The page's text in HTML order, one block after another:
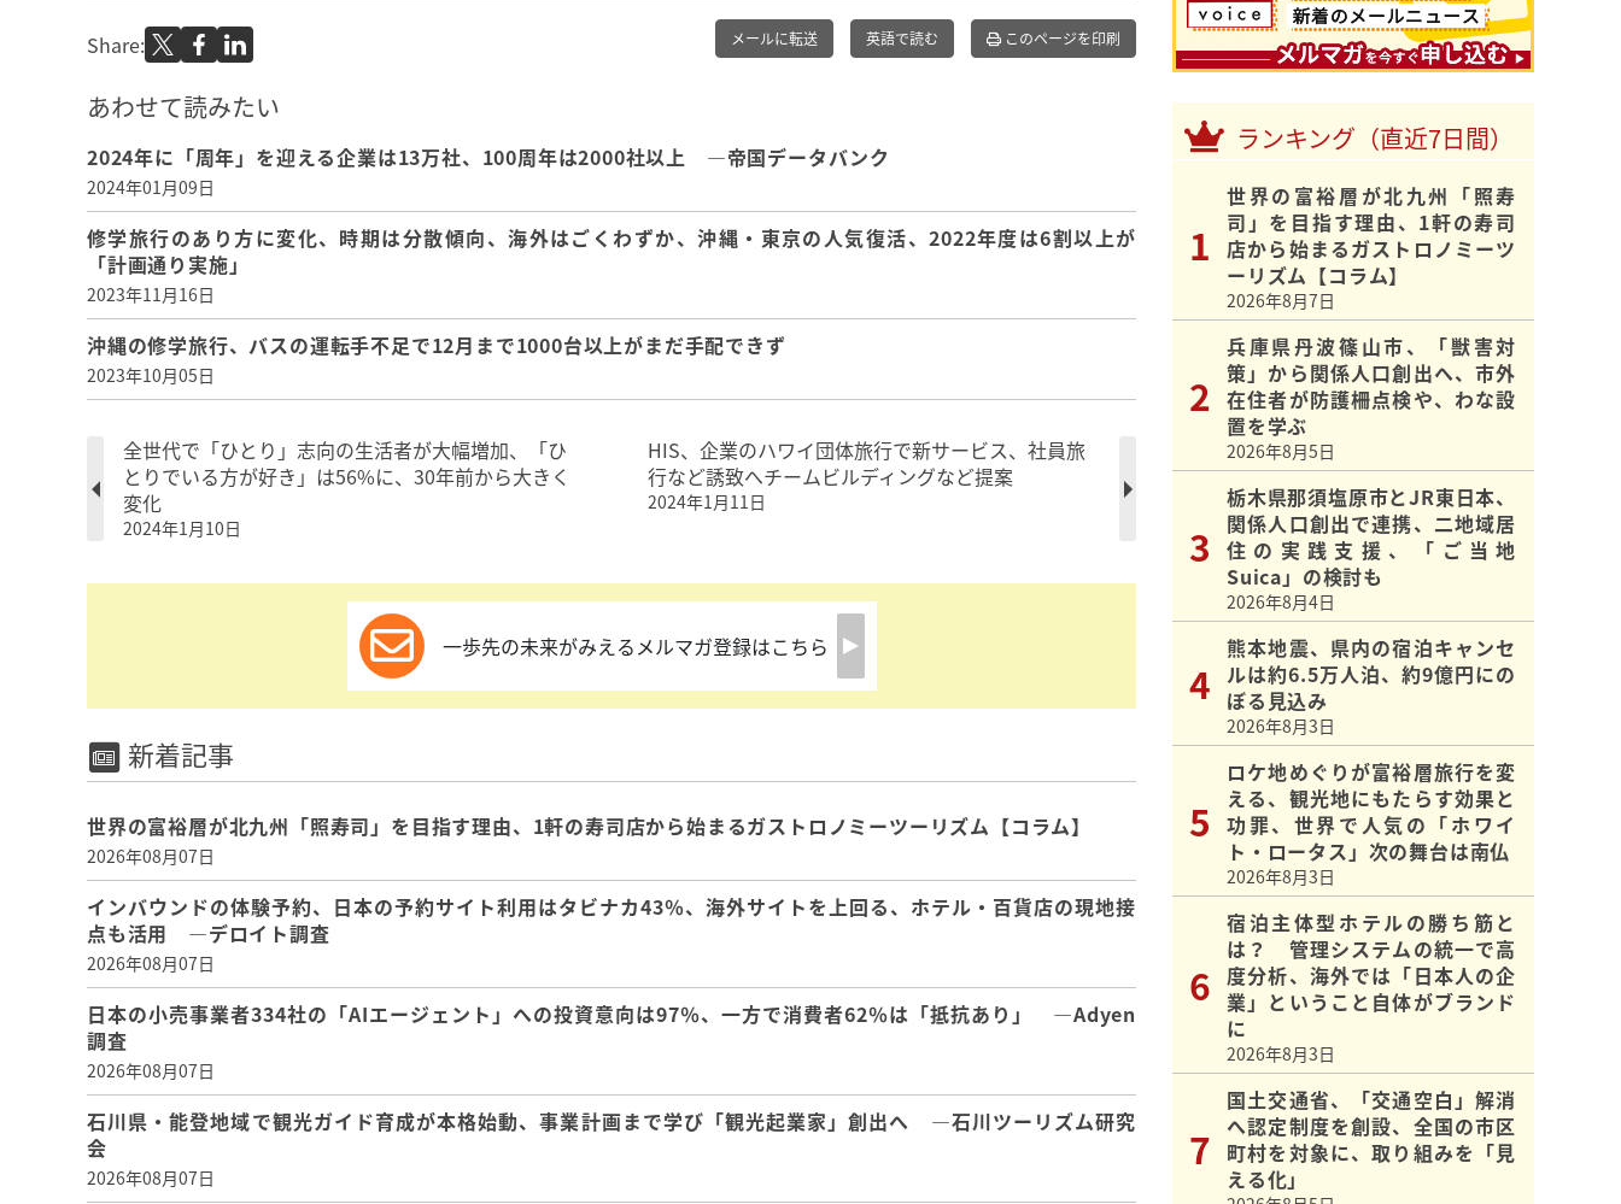
Share: メールに転送 英語で読む このページを印刷
あわせて読みたい
2024年に「周年」を迎える企業は13万社、100周年は2000社以上 ―帝国データバンク
2024年01月09日
修学旅行のあり方に変化、時期は分散傾向、海外はごくわずか、沖縄・東京の人気復活、2022年度は6割以上が
「計画通り実施」
2023年11月16日
沖縄の修学旅行、バスの運転手不足で12月まで1000台以上がまだ手配できず
2023年10月05日
全世代で「ひとり」志向の生活者が大幅増加、「ひ
とりでいる方が好き」は56%に、30年前から大きく
変化
2024年1月10日
HIS、企業のハワイ団体旅行で新サービス、社員旅
行など誘致へチームビルディングなど提案
2024年1月11日
一歩先の未来がみえるメルマガ登録はこちら
新着記事
世界の富裕層が北九州「照寿司」を目指す理由、1軒の寿司店から始まるガストロノミーツーリズム【コラム】
2026年08月07日
インバウンドの体験予約、日本の予約サイト利用はタビナカ43％、海外サイトを上回る、ホテル・百貨店の現地接
点も活用 ―デロイト調査
2026年08月07日
日本の小売事業者334社の「AIエージェント」への投資意向は97％、一方で消費者62％は「抵抗あり」 ―Adyen
調査
2026年08月07日
石川県・能登地域で観光ガイド育成が本格始動、事業計画まで学び「観光起業家」創出へ ―石川ツーリズム研究
会
2026年08月07日
ランキング（直近7日間）
世界の富裕層が北九州「照寿
司」を目指す理由、1軒の寿司
店から始まるガストロノミーツ
ーリズム【コラム】
2026年8月7日
兵庫県丹波篠山市、「獣害対
策」から関係人口創出へ、市外
在住者が防護柵点検や、わな設
置を学ぶ
2026年8月5日
栃木県那須塩原市とJR東日本、
関係人口創出で連携、二地域居
住の実践支援、「ご当地
Suica」の検討も
2026年8月4日
熊本地震、県内の宿泊キャンセ
ルは約6.5万人泊、約9億円にの
ぼる見込み
2026年8月3日
ロケ地めぐりが富裕層旅行を変
える、観光地にもたらす効果と
功罪、世界で人気の「ホワイ
ト・ロータス」次の舞台は南仏
2026年8月3日
宿泊主体型ホテルの勝ち筋と
は？ 管理システムの統一で高
度分析、海外では「日本人の企
業」ということ自体がブランド
に
2026年8月3日
国土交通省、「交通空白」解消
へ認定制度を創設、全国の市区
町村を対象に、取り組みを「見
える化」